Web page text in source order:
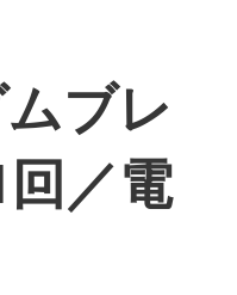
ブレ
／電